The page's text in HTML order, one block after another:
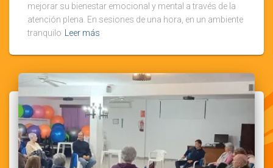
mejorar su bienestar emocional y mental a través de la
atención plena. En sesiones de una hora, en un ambiente
tranquilo
Leer más